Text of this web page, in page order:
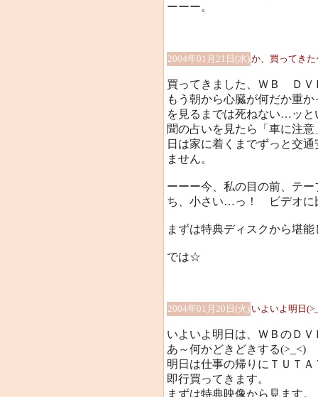
ーーー。
2004年01月21日(水)か、買ってき
買ってきました、ＷＢ ＤＶ
もう朝から心臓が何だか重
を見るまでは死ねない…ッと
聞の占いを見たら「車に注
日は家に着くまでずっと交
ません。
ーーー今、私の目の前、テ
ち、小さい…っ！ ビデオに
まずは特典ディスクから堪能
では☆
2004年01月20日(火) いよいよ明日
いよいよ明日は、ＷＢのＤ
あ～何かどきどきする(>_<)
明日は仕事の帰りにＴＵＴ
即行買ってきます。
まずは特典映像から見ます。